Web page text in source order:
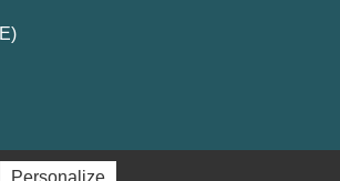
Personalize